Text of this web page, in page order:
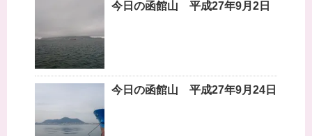
今日の函館山 平成27年9月2日
今日の函館山 平成27年9月24日